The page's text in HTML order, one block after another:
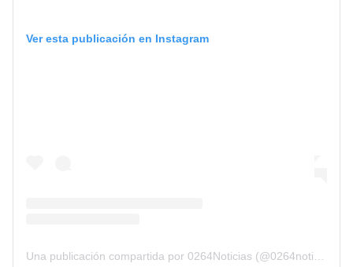
Ver esta publicación en Instagram